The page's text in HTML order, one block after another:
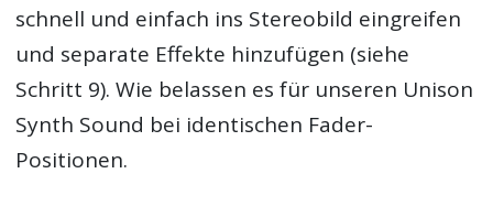
schnell und einfach ins Stereobild eingreifen
und separate Effekte hinzufügen (siehe
Schritt 9). Wie belassen es für unseren Unison
Synth Sound bei identischen Fader-
Positionen.